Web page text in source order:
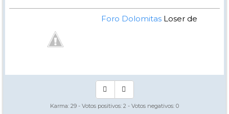
Foro DolomitasLoser de
Karma: 29 - Votos positivos: 2 - Votos negativos: 0